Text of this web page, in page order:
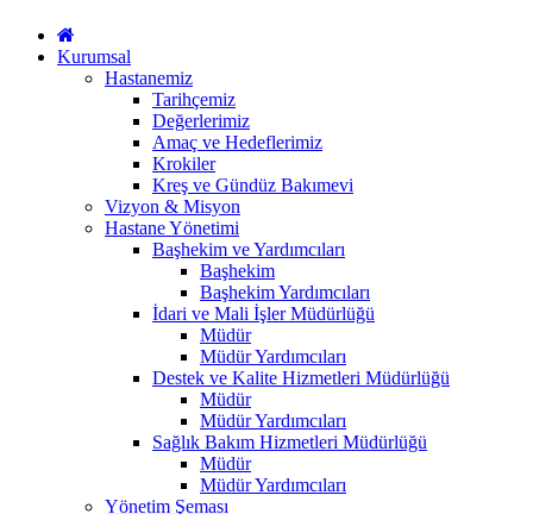
Kurumsal
Hastanemiz
Tarihçemiz
Değerlerimiz
Amaç ve Hedeflerimiz
Krokiler
Kreş ve Gündüz Bakımevi
Vizyon & Misyon
Hastane Yönetimi
Başhekim ve Yardımcıları
Başhekim
Başhekim Yardımcıları
İdari ve Mali İşler Müdürlüğü
Müdür
Müdür Yardımcıları
Destek ve Kalite Hizmetleri Müdürlüğü
Müdür
Müdür Yardımcıları
Sağlık Bakım Hizmetleri Müdürlüğü
Müdür
Müdür Yardımcıları
Yönetim Şeması